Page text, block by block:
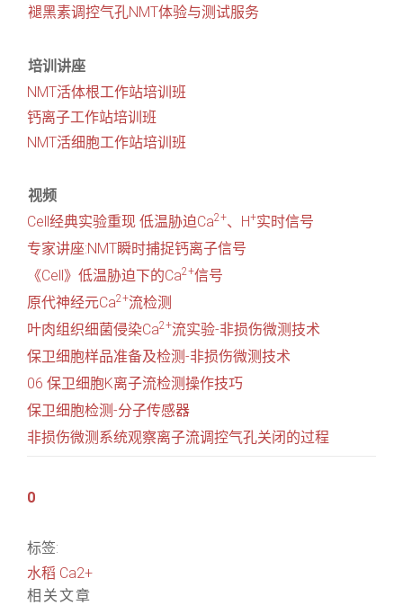
褪黑素调控气孔NMT体验与测试服务
培训讲座
NMT活体根工作站培训班
钙离子工作站培训班
NMT活细胞工作站培训班
视频
Cell经典实验重现 低温胁迫Ca2+、H+实时信号
专家讲座:NMT瞬时捕捉钙离子信号
《Cell》低温胁迫下的Ca2+信号
原代神经元Ca2+流检测
叶肉组织细菌侵染Ca2+流实验-非损伤微测技术
保卫细胞样品准备及检测-非损伤微测技术
06 保卫细胞K离子流检测操作技巧
保卫细胞检测-分子传感器
非损伤微测系统观察离子流调控气孔关闭的过程
0
标签:
水稻 Ca2+
相关文章